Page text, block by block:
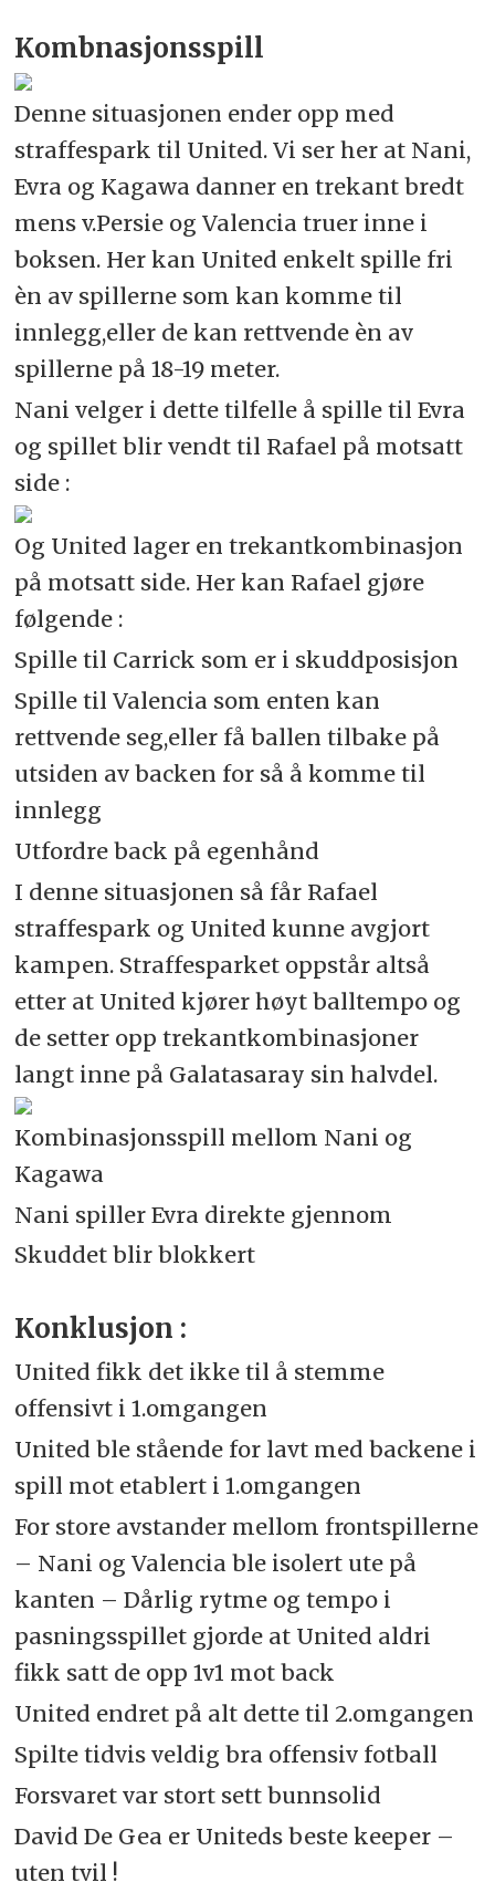
Kombnasjonsspill
Denne situasjonen ender opp med
straffespark til United. Vi ser her at Nani,
Evra og Kagawa danner en trekant bredt
mens v.Persie og Valencia truer inne i
boksen. Her kan United enkelt spille fri
èn av spillerne som kan komme til
innlegg,eller de kan rettvende èn av
spillerne på 18-19 meter.
Nani velger i dette tilfelle å spille til Evra
og spillet blir vendt til Rafael på motsatt
side :
Og United lager en trekantkombinasjon
på motsatt side. Her kan Rafael gjøre
følgende :
Spille til Carrick som er i skuddposisjon
Spille til Valencia som enten kan
rettvende seg,eller få ballen tilbake på
utsiden av backen for så å komme til
innlegg
Utfordre back på egenhånd
I denne situasjonen så får Rafael
straffespark og United kunne avgjort
kampen. Straffesparket oppstår altså
etter at United kjører høyt balltempo og
de setter opp trekantkombinasjoner
langt inne på Galatasaray sin halvdel.
Kombinasjonsspill mellom Nani og
Kagawa
Nani spiller Evra direkte gjennom
Skuddet blir blokkert
Konklusjon :
United fikk det ikke til å stemme
offensivt i 1.omgangen
United ble stående for lavt med backene i
spill mot etablert i 1.omgangen
For store avstander mellom frontspillerne
– Nani og Valencia ble isolert ute på
kanten – Dårlig rytme og tempo i
pasningsspillet gjorde at United aldri
fikk satt de opp 1v1 mot back
United endret på alt dette til 2.omgangen
Spilte tidvis veldig bra offensiv fotball
Forsvaret var stort sett bunnsolid
David De Gea er Uniteds beste keeper –
uten tvil !